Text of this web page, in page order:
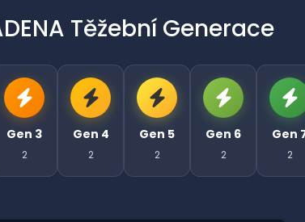
Těžební Generace
Gen 3
2
Gen 4
2
Gen 5
2
Gen 6
2
Gen
2